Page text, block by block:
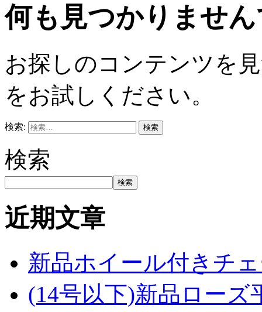
何も見つかりませ
お探しのコンテンツを
をお試しください。
検索:
検索
検索
近期文章
新品ホイール付きチ
(14号以下)新品ローズ